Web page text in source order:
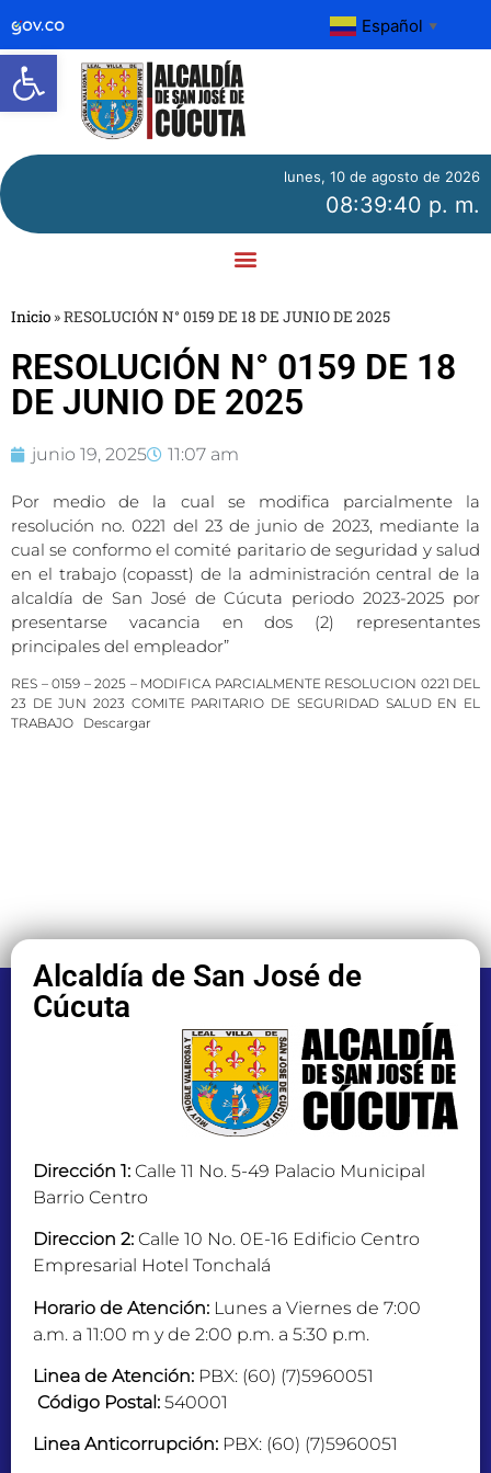
Abrir barra de herramientas
Español ▼
lunes, 10 de agosto de 2026
08:39:40 p. m.
Inicio »RESOLUCIÓN N° 0159 DE 18 DE JUNIO DE 2025
RESOLUCIÓN N° 0159 DE 18
DE JUNIO DE 2025
junio 19, 2025 11:07 am
Por medio de la cual se modifica parcialmente la
resolución no. 0221 del 23 de junio de 2023, mediante la
cual se conformo el comité paritario de seguridad y salud
en el trabajo (copasst) de la administración central de la
alcaldía de San José de Cúcuta periodo 2023-2025 por
presentarse vacancia en dos (2) representantes
principales del empleador”
RES – 0159 – 2025 – MODIFICA PARCIALMENTE RESOLUCION 0221 DEL
23 DE JUN 2023 COMITE PARITARIO DE SEGURIDAD SALUD EN EL
TRABAJO
Descargar
Alcaldía de San José de
Cúcuta
Dirección 1: Calle 11 No. 5-49 Palacio Municipal
Barrio Centro
Direccion 2: Calle 10 No. 0E-16 Edificio Centro
Empresarial Hotel Tonchalá
Horario de Atención: Lunes a Viernes de 7:00
a.m. a 11:00 m y de 2:00 p.m. a 5:30 p.m.
Linea de Atención: PBX: (60) (7)5960051
Código Postal: 540001
Linea Anticorrupción: PBX: (60) (7)5960051